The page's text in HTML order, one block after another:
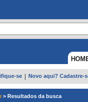
se Novo aqui? Cadastre-
> Resultados da busca